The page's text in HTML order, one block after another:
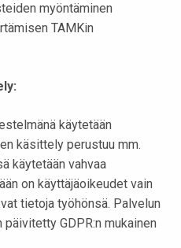
myöntäminen
TAMKin
käytetään
käsittely perustuu mm.
käytetään vahvaa
on käyttäjäoikeudet vain
tietoja työhönsä. Palvelun
GDPR:n mukainen